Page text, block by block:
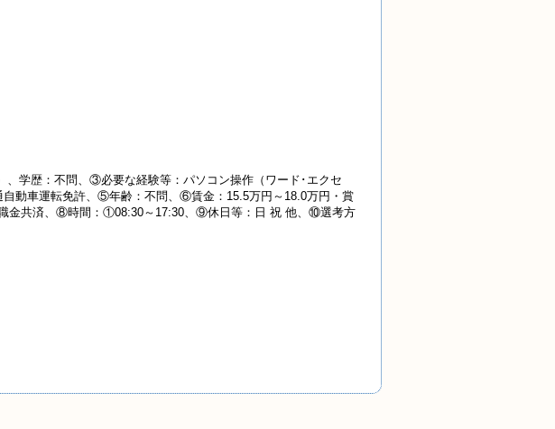
学歴：不問、③必要な経験等：パソコン操作（ワード･エクセ
動車運転免許、⑤年齢：不問、⑥賃金：15.5万円～18.0万円・賞
金共済、⑧時間：①08:30～17:30、⑨休日等：日 祝 他、⑩選考方